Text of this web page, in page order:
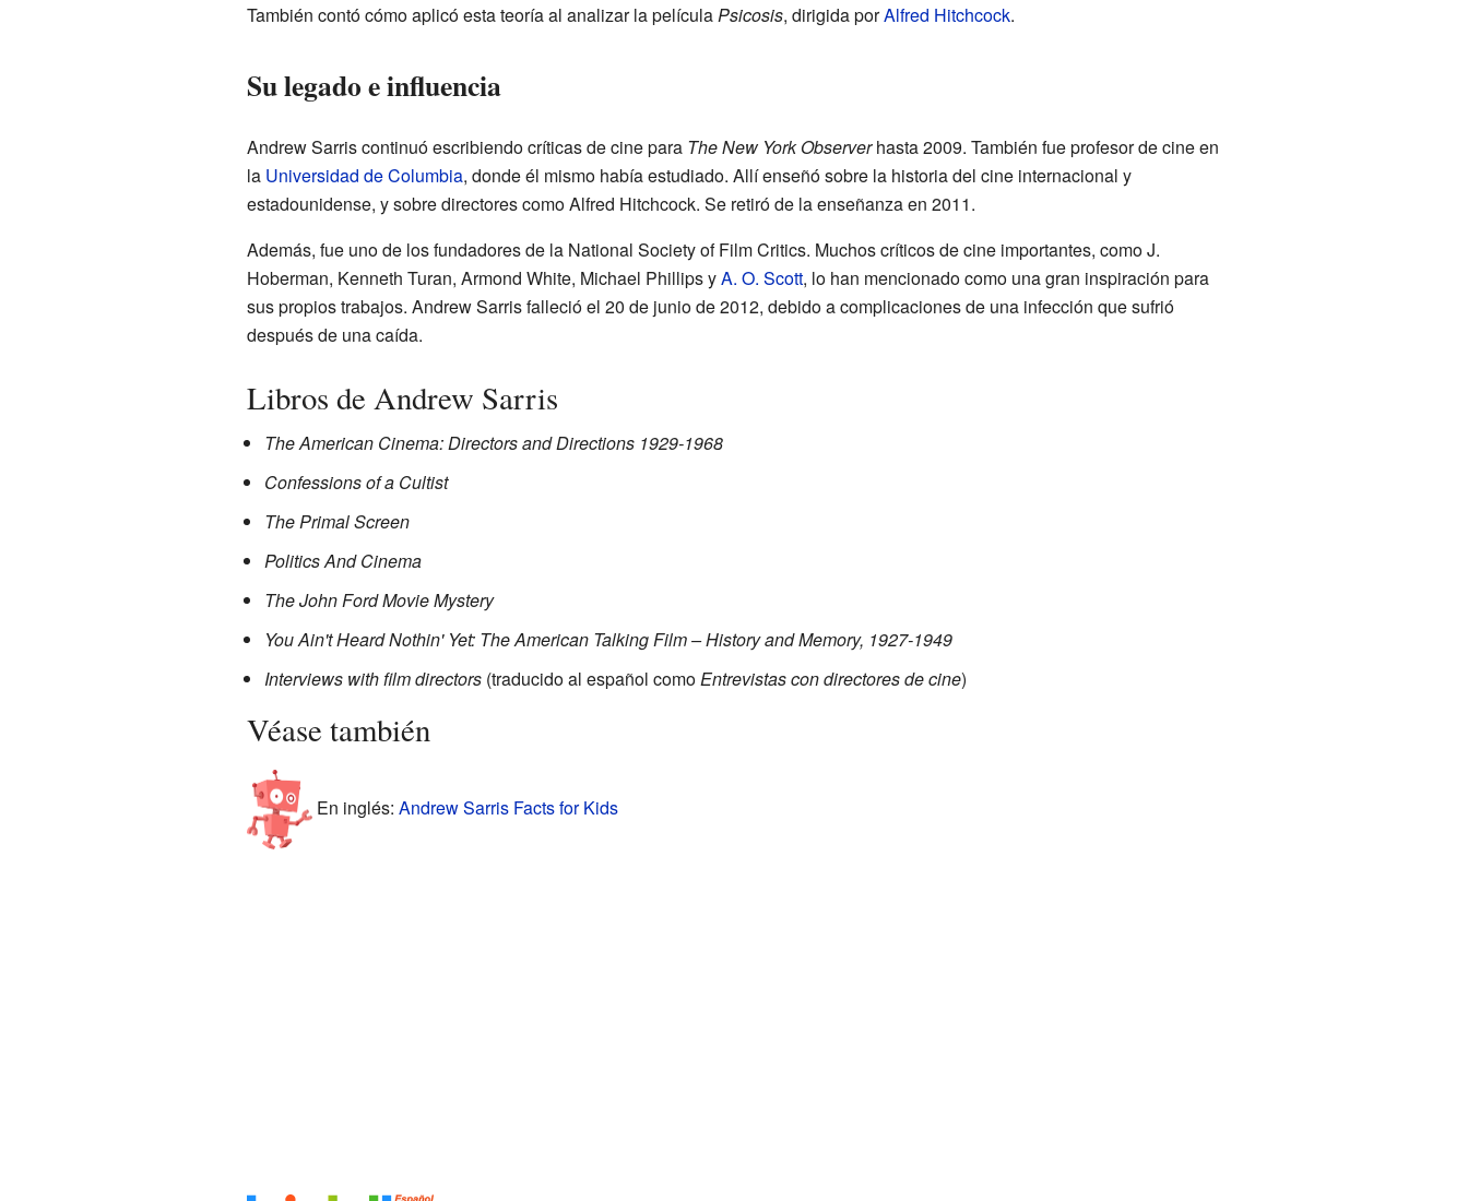
También contó cómo aplicó esta teoría al analizar la películaPsicosis, dirigida porAlfred Hitchcock.
Su legado e influencia
Andrew Sarris continuó escribiendo críticas de cine para The New York Observerhasta 2009. También fue profesor de cine en
la Universidad de Columbia, donde él mismo había estudiado. Allí enseñó sobre la historia del cine internacional y
estadounidense, y sobre directores como Alfred Hitchcock. Se retiró de la enseñanza en 2011.
Además, fue uno de los fundadores de la National Society of Film Critics. Muchos críticos de cine importantes, como J.
Hoberman, Kenneth Turan, Armond White, Michael Phillips yA. O. Scott, lo han mencionado como una gran inspiración para
sus propios trabajos. Andrew Sarris falleció el 20 de junio de 2012, debido a complicaciones de una infección que sufrió
después de una caída.
Libros de Andrew Sarris
The American Cinema: Directors and Directions 1929-1968
Confessions of a Cultist
The Primal Screen
Politics And Cinema
The John Ford Movie Mystery
You Ain't Heard Nothin' Yet: The American Talking Film – History and Memory, 1927-1949
Interviews with film directors(traducido al español comoEntrevistas con directores de cine)
Véase también
En inglés: Andrew Sarris Facts for Kids